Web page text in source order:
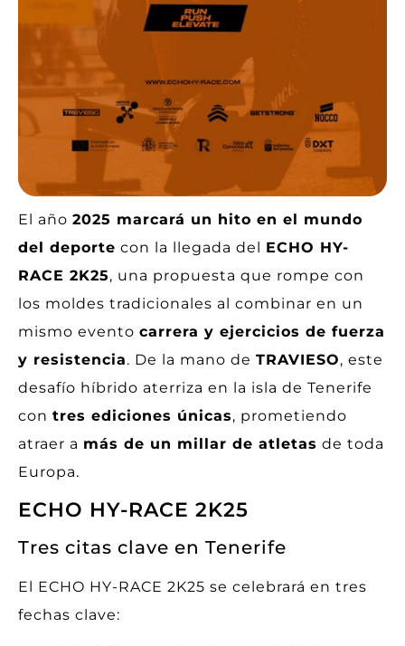
El año 2025 marcará un hito en el mundo
del deporte con la llegada del ECHO HY-
RACE 2K25, una propuesta que rompe con
los moldes tradicionales al combinar en un
mismo evento carrera y ejercicios de fuerza
y resistencia. De la mano de TRAVIESO, este
desafío híbrido aterriza en la isla de Tenerife
con tres ediciones únicas, prometiendo
atraer a más de un millar de atletas de toda
Europa.
ECHO HY-RACE 2K25
Tres citas clave en Tenerife
El ECHO HY-RACE 2K25 se celebrará en tres
fechas clave: